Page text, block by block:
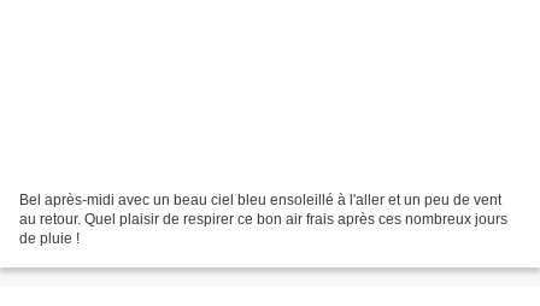
Bel après-midi avec un beau ciel bleu ensoleillé à l'aller et un peu de vent
au retour. Quel plaisir de respirer ce bon air frais après ces nombreux jours
de pluie !